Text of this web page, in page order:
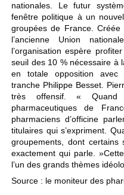
nationales. Le futur
fenêtre politique à un
groupées de France.
l’ancienne Union
l’organisation espère
seuil des 10 % nécessaire à
en totale opposition avec
tranche Philippe Besset.
très offensif. « Quand
pharmaceutiques de
pharmaciens d’officine
titulaires qui s’expriment.
groupements, dont
exactement qui parle.
l’un des grands thèmes
Source : le moniteur des